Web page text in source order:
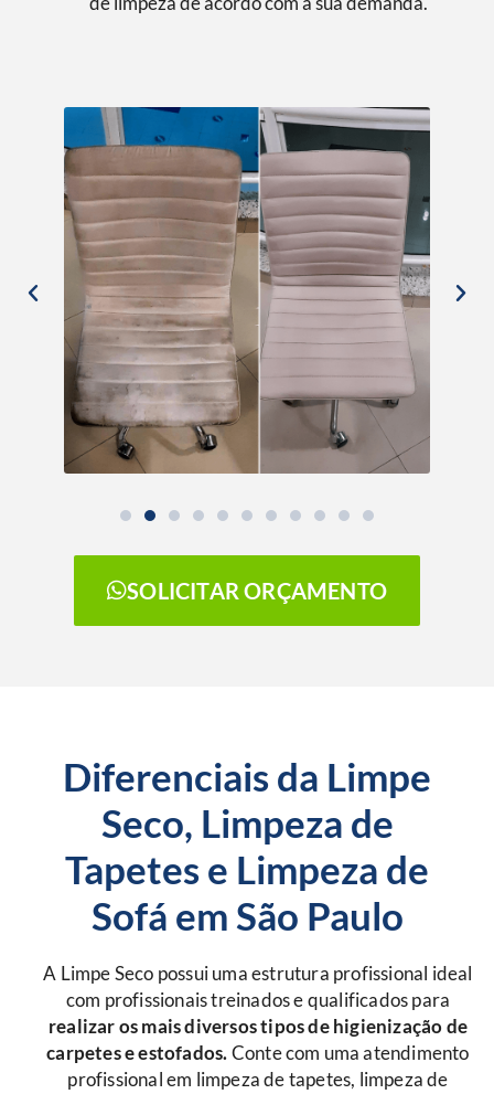
SOLICITAR ORÇAMENTO
Diferenciais da Limpe
Seco, Limpeza de
Tapetes e Limpeza de
Sofá em São Paulo
A Limpe Seco possui uma estrutura profissional ideal
com profissionais treinados e qualificados para
realizar os mais diversos tipos de higienização de
carpetes e estofados. Conte com uma atendimento
profissional em limpeza de tapetes, limpeza de